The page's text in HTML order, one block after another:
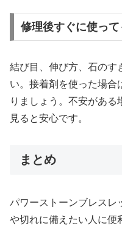
修理後すぐに使って
結び目、伸び方、石のす
い。接着剤を使った場合
りましょう。不安があ
見ると安心です。
まとめ
パワーストーンブレスレ
や切れに備えたい人に便